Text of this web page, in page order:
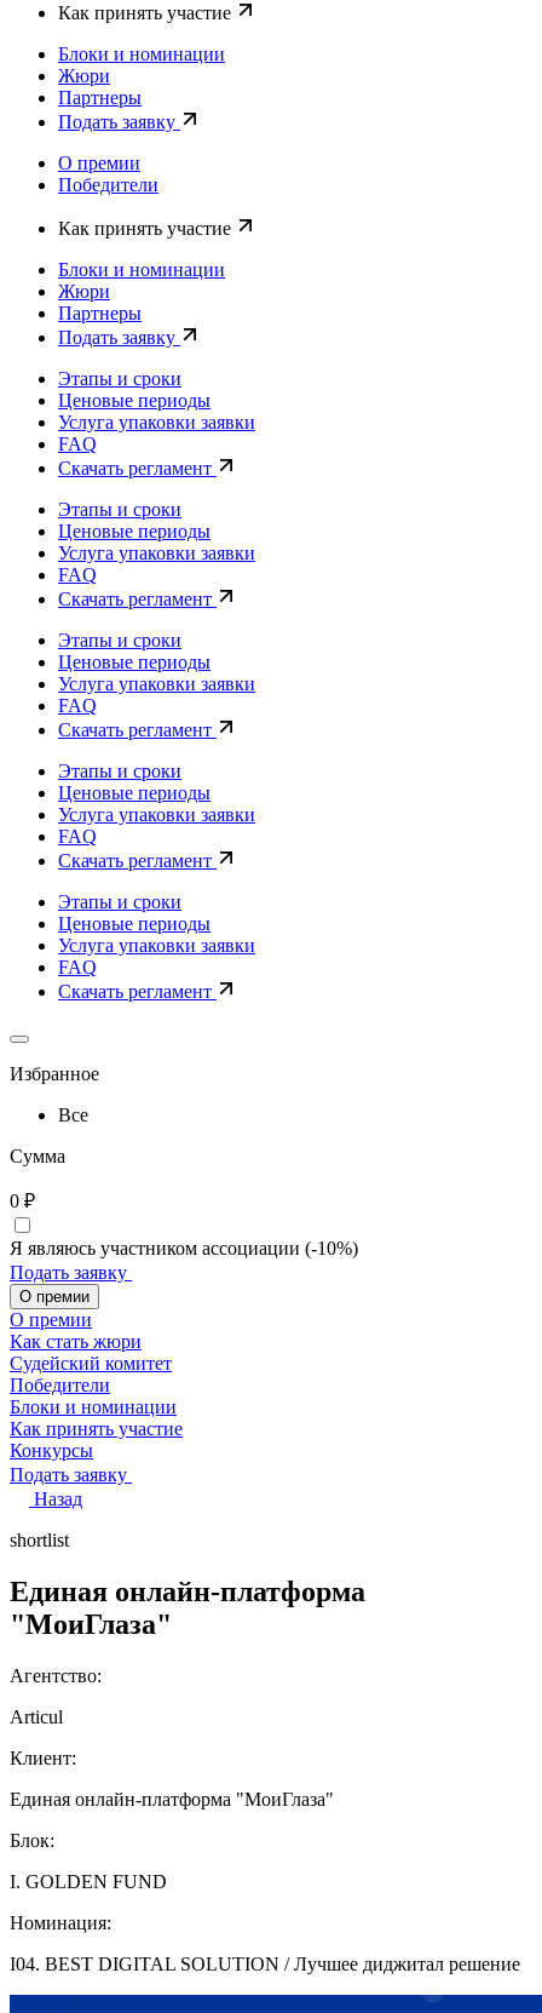
Как принять участие
Блоки и номинации
Жюри
Партнеры
Подать заявку
О премии
Победители
Как принять участие
Блоки и номинации
Жюри
Партнеры
Подать заявку
Этапы и сроки
Ценовые периоды
Услуга упаковки заявки
FAQ
Скачать регламент
Этапы и сроки
Ценовые периоды
Услуга упаковки заявки
FAQ
Скачать регламент
Этапы и сроки
Ценовые периоды
Услуга упаковки заявки
FAQ
Скачать регламент
Этапы и сроки
Ценовые периоды
Услуга упаковки заявки
FAQ
Скачать регламент
Этапы и сроки
Ценовые периоды
Услуга упаковки заявки
FAQ
Скачать регламент
Избранное
Все
Сумма
0 ₽
Я являюсь участником ассоциации (-10%)
Подать заявку
О премии
О премии
Как стать жюри
Судейский комитет
Победители
Блоки и номинации
Как принять участие
Конкурсы
Подать заявку
Назад
shortlist
Единая онлайн-платформа
"МоиГлаза"
Агентство:
Articul
Клиент:
Единая онлайн-платформа "МоиГлаза"
Блок:
I. GOLDEN FUND
Номинация:
I04. BEST DIGITAL SOLUTION / Лучшее диджитал решение